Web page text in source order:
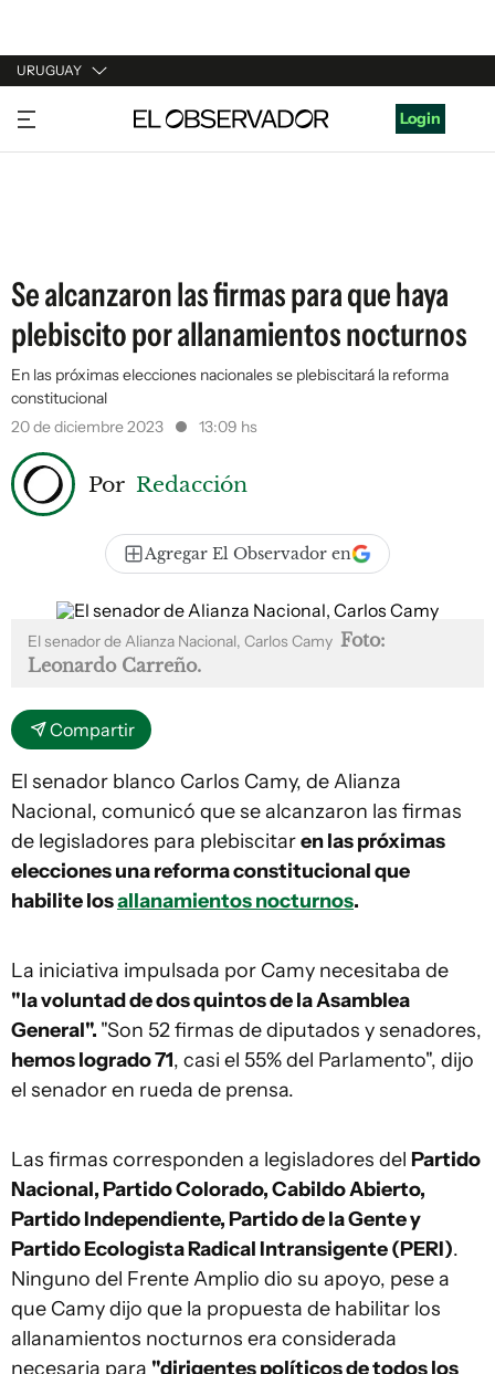
URUGUAY
URUGUAY
ARGENTINA
Login
Se alcanzaron las firmas para que haya
plebiscito por allanamientos nocturnos
En las próximas elecciones nacionales se plebiscitará la reforma
constitucional
20 de diciembre 2023
13:09 hs
Por Redacción
Agregar El Observador en
El senador de Alianza Nacional, Carlos Camy Foto:
Leonardo Carreño.
Compartir
El senador blanco Carlos Camy, de Alianza
Nacional, comunicó que se alcanzaron las firmas
de legisladores para plebiscitaren las próximas
elecciones una reforma constitucional que
habilite losallanamientos nocturnos.
La iniciativa impulsada por Camy necesitaba de
"la voluntad de dos quintos de la Asamblea
General". "Son 52 firmas de diputados y senadores,
hemos logrado 71, casi el 55% del Parlamento", dijo
el senador en rueda de prensa.
Las firmas corresponden a legisladores del Partido
Nacional, Partido Colorado, Cabildo Abierto,
Partido Independiente, Partido de la Gente y
Partido Ecologista Radical Intransigente (PERI).
Ninguno del Frente Amplio dio su apoyo, pese a
que Camy dijo que la propuesta de habilitar los
allanamientos nocturnos era considerada
necesaria para "dirigentes políticos de todos los